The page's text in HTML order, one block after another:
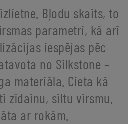
Bļodu skaits, to
parametri, kā arī
iespējas pēc
no Silkstone –
materiāla. Cieta kā
zīdainu, siltu virsmu.
ar rokām.